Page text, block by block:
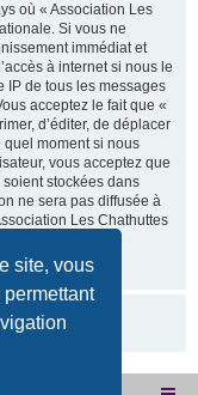
site, vous
où « Association Les
Si vous ne
immédiat et
à internet si nous le
IP de tous les messages
acceptez le fait que «
d’éditer, de déplacer
quel moment si nous
vous acceptez que
stockées dans
ne sera pas diffusée à
Les Chathuttes